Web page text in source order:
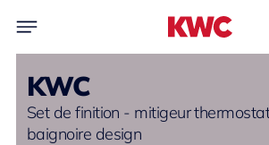
KWC
Set de finition - mitigeur
baignoire design